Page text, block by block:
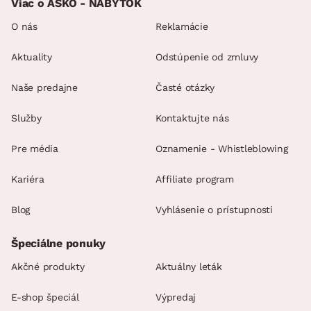
Viac o ASKO - NÁBYTOK
O nás
Aktuality
Naše predajne
Služby
Pre média
Kariéra
Blog
Reklamácie
Odstúpenie od zmluvy
Časté otázky
Kontaktujte nás
Oznamenie - Whistleblowing
Affiliate program
Vyhlásenie o prístupnosti
Špeciálne ponuky
Akčné produkty Aktuálny leták
E-shop špeciál Výpredaj